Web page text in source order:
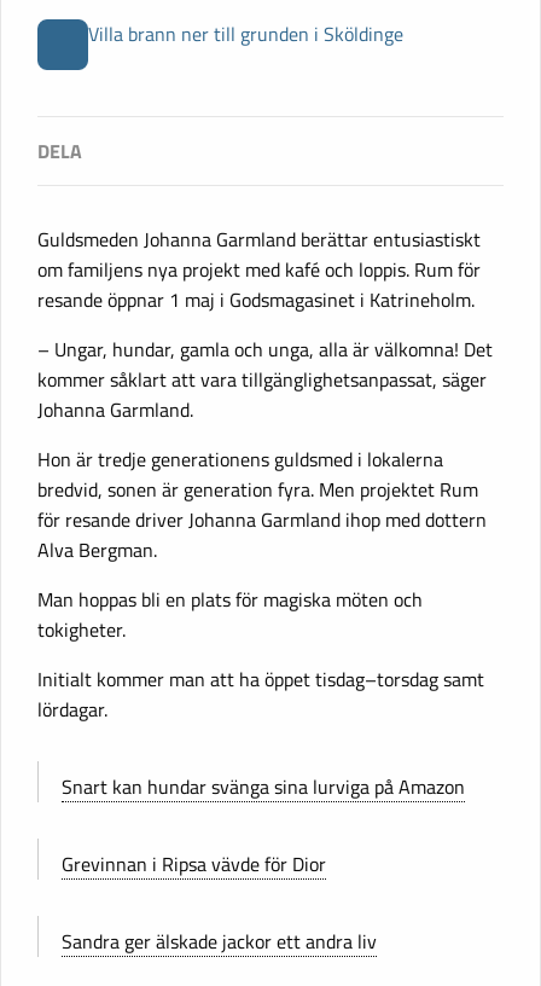
Villa brann ner till grunden i Sköldinge
Guldsmeden Johanna Garmland berättar entusiastiskt
om familjens nya projekt med kafé och loppis. Rum för
resande öppnar 1 maj i Godsmagasinet i Katrineholm.
– Ungar, hundar, gamla och unga, alla är välkomna! Det
kommer såklart att vara tillgänglighetsanpassat, säger
Johanna Garmland.
Hon är tredje generationens guldsmed i lokalerna
bredvid, sonen är generation fyra. Men projektet Rum
för resande driver Johanna Garmland ihop med dottern
Alva Bergman.
Man hoppas bli en plats för magiska möten och
tokigheter.
Initialt kommer man att ha öppet tisdag–torsdag samt
lördagar.
Snart kan hundar svänga sina lurviga på Amazon
Grevinnan i Ripsa vävde för Dior
Sandra ger älskade jackor ett andra liv